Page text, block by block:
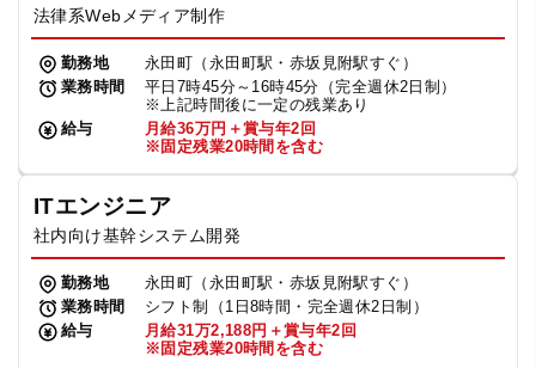
法律系Webメディア制作
勤務地
永田町（永田町駅・赤坂見附駅すぐ）
業務時間
平日7時45分～16時45分（完全週休2日制）
※上記時間後に一定の残業あり
給与
月給36万円＋賞与年2回
※固定残業20時間を含む
ITエンジニア
社内向け基幹システム開発
勤務地
永田町（永田町駅・赤坂見附駅すぐ）
業務時間
シフト制（1日8時間・完全週休2日制）
給与
月給31万2,188円＋賞与年2回
※固定残業20時間を含む